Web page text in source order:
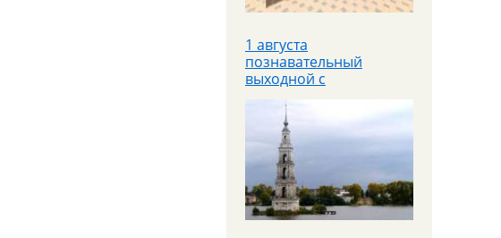
1 августа
познавательный
выходной с
Яроблтур открывает
продажи
дополнительного
автобуса в
Санкт‑Петербург с